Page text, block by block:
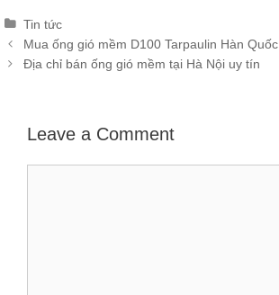
Categories
Tin tức
Post
navigation
Mua ống gió mềm D100 Tarpaulin Hàn Quốc
Địa chỉ bán ống gió mềm tại Hà Nội uy tín
Leave a Comment